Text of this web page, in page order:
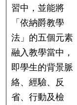
習中，並能將
「依納爵教學
法」的五個元素
融入教學當中，
即學生的背景脈
絡、經驗、反
省、行動及檢